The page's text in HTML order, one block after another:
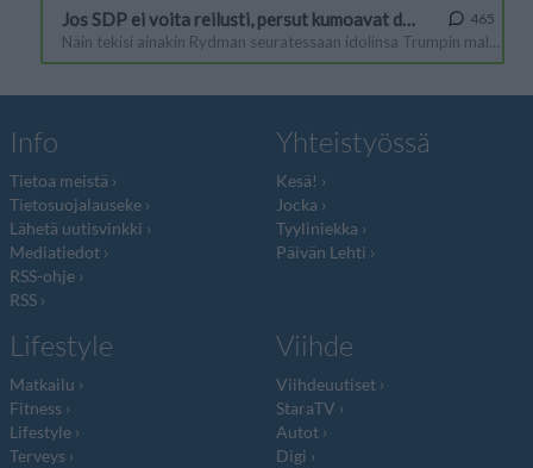
Info
Tietoa meistä
Tietosuojalauseke
Lähetä uutisvinkki
Mediatiedot
RSS-ohje
RSS
Yhteistyössä
Kesä!
Jocka
Tyyliniekka
Päivän Lehti
Lifestyle
Matkailu
Fitness
Lifestyle
Terveys
Viihde
Viihdeuutiset
StaraTV
Autot
Digi